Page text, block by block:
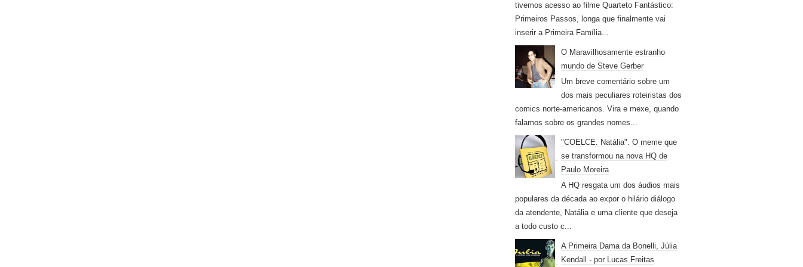
tivemos acesso ao filme Quarteto Fantástico:
Primeiros Passos, longa que finalmente vai
inserir a Primeira Família...
O Maravilhosamente estranho
mundo de Steve Gerber
Um breve comentário sobre um
dos mais peculiares roteiristas dos
comics norte-americanos. Vira e mexe, quando
falamos sobre os grandes nomes...
"COELCE. Natália". O meme que
se transformou na nova HQ de
Paulo Moreira
A HQ resgata um dos áudios mais
populares da década ao expor o hilário diálogo
da atendente, Natália e uma cliente que deseja
a todo custo c...
A Primeira Dama da Bonelli, Júlia
Kendall - por Lucas Freitas